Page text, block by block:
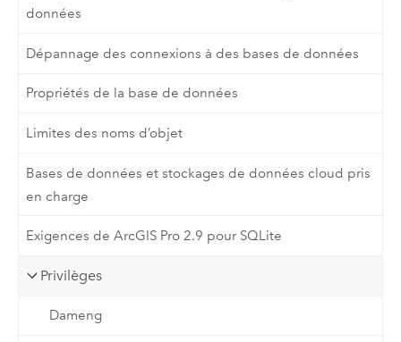
données
Dépannage des connexions à des bases de données
Propriétés de la base de données
Limites des noms d’objet
Bases de données et stockages de données cloud pris
en charge
Exigences de ArcGIS Pro 2.9 pour SQLite
Privilèges
Dameng